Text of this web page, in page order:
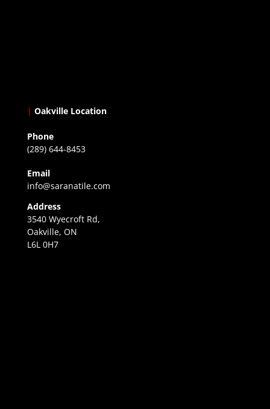
| Oakville Location
Phone
(289) 644-8453
Email
info@saranatile.com
Address
3540 Wyecroft Rd,
Oakville, ON
L6L 0H7